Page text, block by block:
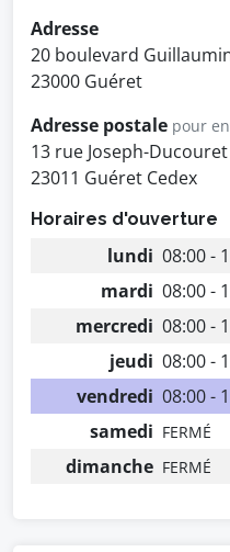
Adresse
20 boulevard
23000 Guéret
Adresse postale pour
13 rue Joseph-Ducouret
23011 Guéret Cedex
Horaires d'ouverture
lundi 08:00 -
mardi 08:00 -
mercredi 08:00 -
jeudi 08:00 -
vendredi 08:00 -
samedi FERMÉ
dimanche FERMÉ